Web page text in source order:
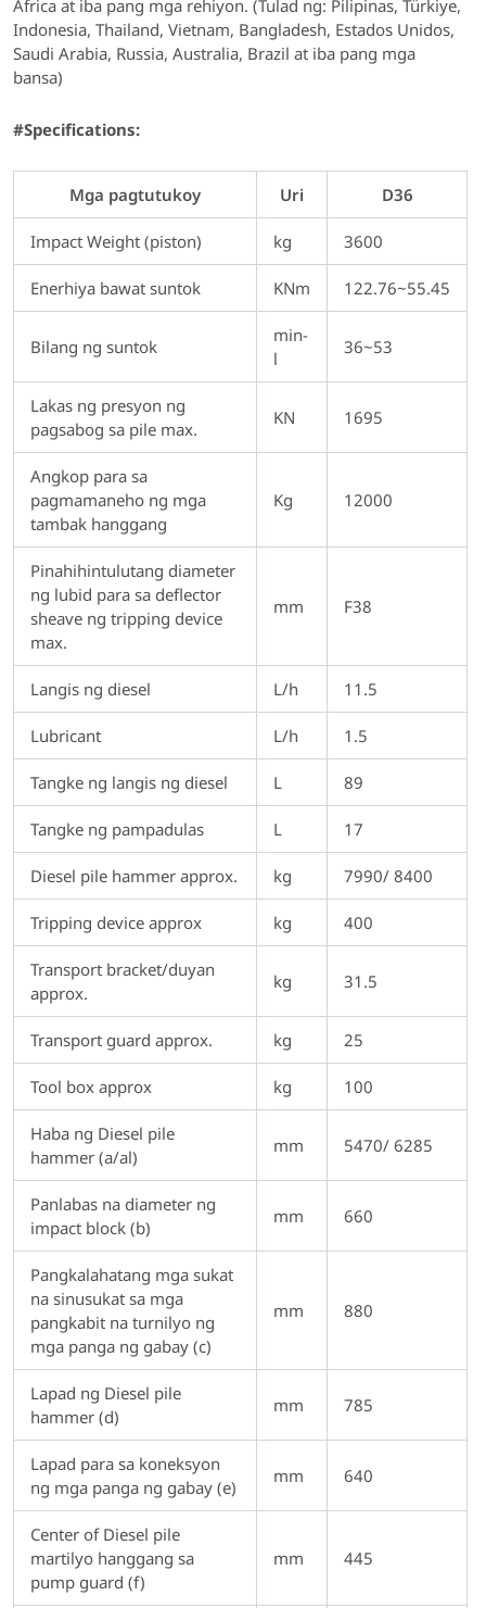
Africa at iba pang mga rehiyon. (Tulad ng: Pilipinas, Türkiye,
Indonesia, Thailand, Vietnam, Bangladesh, Estados Unidos,
Saudi Arabia, Russia, Australia, Brazil at iba pang mga
bansa)
#Specifications:
Mga pagtutukoy Uri D36
Impact Weight (piston) kg 3600
Enerhiya bawat suntok KNm 122.76~55.45
Bilang ng suntok
min-
l
36~53
Lakas ng presyon ng
pagsabog sa pile max.
KN 1695
Angkop para sa
pagmamaneho ng mga
tambak hanggang
Kg 12000
Pinahihintulutang diameter
ng lubid para sa deflector
sheave ng tripping device
max.
mm F38
Langis ng diesel L/h 11.5
Lubricant L/h 1.5
Tangke ng langis ng diesel L 89
Tangke ng pampadulas L 17
Diesel pile hammer approx. kg 7990/ 8400
Tripping device approx kg 400
Transport bracket/duyan
approx.
kg 31.5
Transport guard approx. kg 25
Tool box approx kg 100
Haba ng Diesel pile
hammer (a/al)
mm 5470/ 6285
Panlabas na diameter ng
impact block (b)
mm 660
Pangkalahatang mga sukat
na sinusukat sa mga
pangkabit na turnilyo ng
mga panga ng gabay (c)
mm 880
Lapad ng Diesel pile
hammer (d)
mm 785
Lapad para sa koneksyon
ng mga panga ng gabay (e)
mm 640
Center of Diesel pile
martilyo hanggang sa
pump guard (f)
mm 445